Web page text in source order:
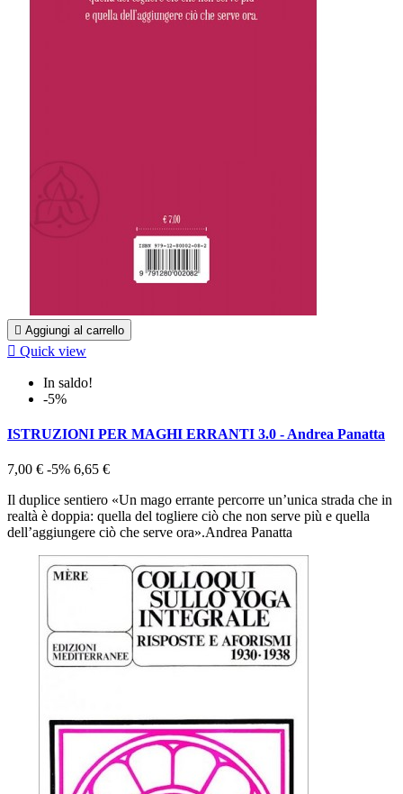
 Aggiungi al carrello
 Quick view
In saldo!
-5%
ISTRUZIONI PER MAGHI ERRANTI 3.0 - Andrea Panatta
7,00 € -5% 6,65 €
Il duplice sentiero «Un mago errante percorre un’unica strada che in
realtà è doppia: quella del togliere ciò che non serve più e quella
dell’aggiungere ciò che serve ora».Andrea Panatta